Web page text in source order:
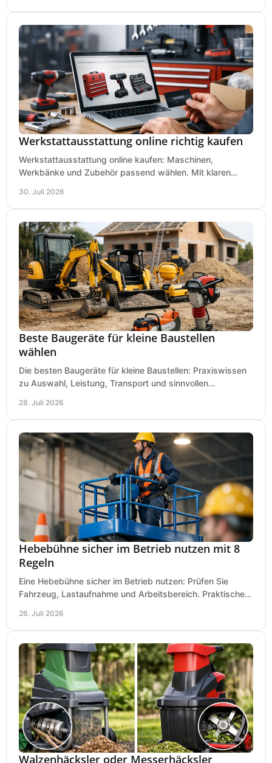
Werkstattausstattung online richtig kaufen
Werkstattausstattung online kaufen: Maschinen,
Werkbänke und Zubehör passend wählen. Mit klaren
30. Juli 2026
Beste Baugeräte für kleine Baustellen
wählen
Die besten Baugeräte für kleine Baustellen: Praxiswissen
zu Auswahl, Leistung, Transport und sinnvollen
28. Juli 2026
Hebebühne sicher im Betrieb nutzen mit 8
Regeln
Eine Hebebühne sicher im Betrieb nutzen: Prüfen Sie
Fahrzeug, Lastaufnahme und Arbeitsbereich. Praktische
26. Juli 2026
Walzenhäcksler oder Messerhäcksler